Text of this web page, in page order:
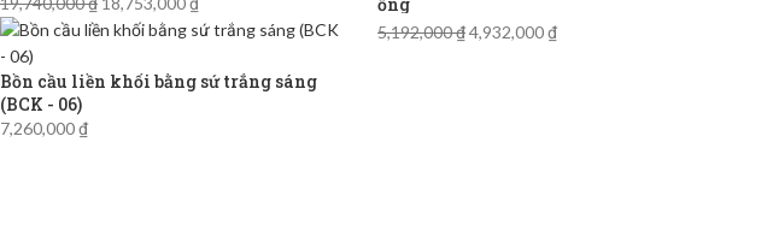
Bồn cầu liền khối bằng sứ trắng sáng
(BCK - 06)
7,260,000₫
5,192,000₫4,932,000₫